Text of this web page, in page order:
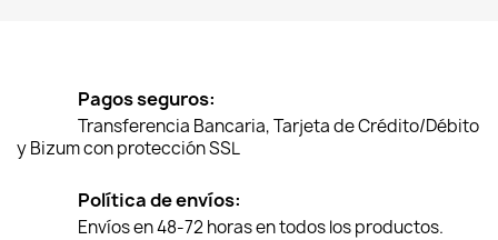
Pagos seguros:
Transferencia Bancaria, Tarjeta de Crédito/Débito
y Bizum con protección SSL
Política de envíos:
Envíos en 48-72 horas en todos los productos.